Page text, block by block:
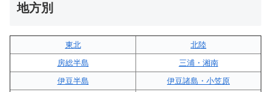
地方別
東北
北陸
房総半島
三浦・湘南
伊豆半島
伊豆諸島・小笠原